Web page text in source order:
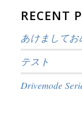
RECENT
あけましてお
テスト
Drivemode